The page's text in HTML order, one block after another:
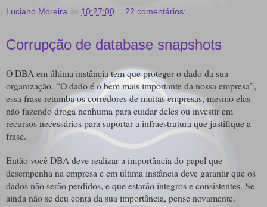
Luciano Moreira às 10:27:00 22 comentários:
Corrupção de database snapshots
O DBA em última instância tem que proteger o dado da sua
organização. “O dado é o bem mais importante da nossa empresa”,
essa frase retumba os corredores de muitas empresas, mesmo elas
não fazendo droga nenhuma para cuidar deles ou investir em
recursos necessários para suportar a infraestrutura que justifique a
frase.
Então você DBA deve realizar a importância do papel que
desempenha na empresa e em última instância deve garantir que os
dados não serão perdidos, e que estarão íntegros e consistentes. Se
ainda não se deu conta da sua importância, pense novamente.